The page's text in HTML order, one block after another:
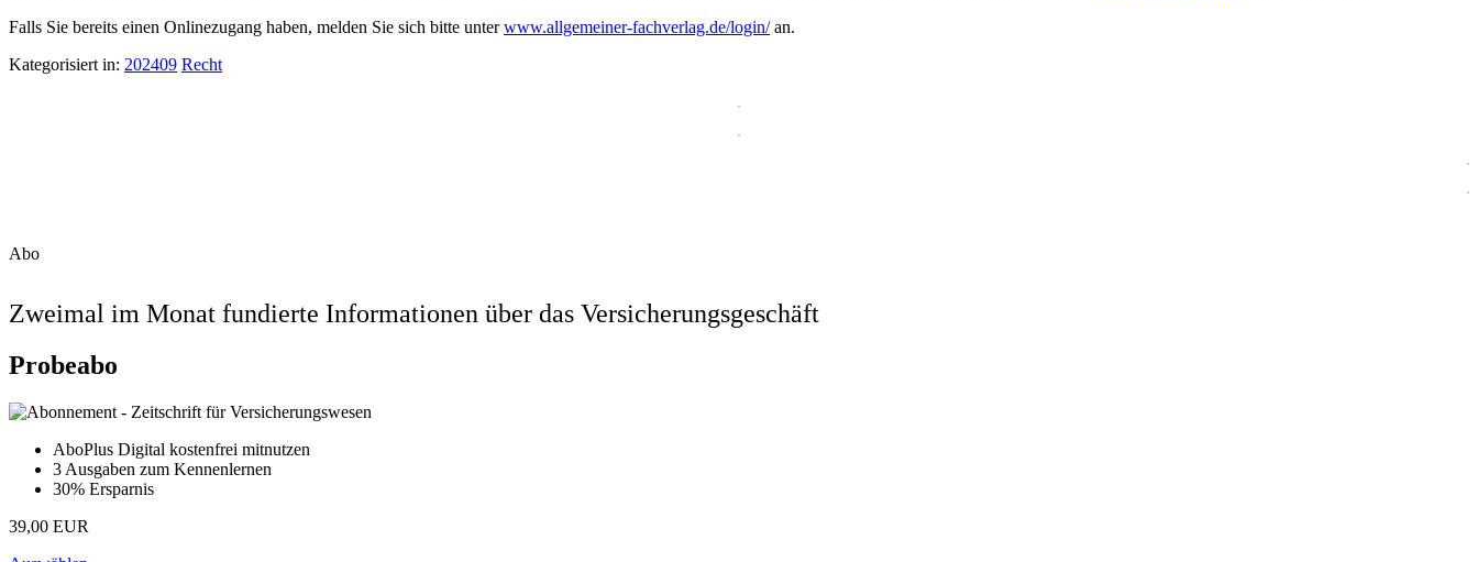
Falls Sie bereits einen Onlinezugang haben, melden Sie sich bitte unterwww.allgemeiner-fachverlag.de/login/an.
Kategorisiert in: 202409 Recht
Abo
Zweimal im Monat fundierte Informationen über das Versicherungsgeschäft
Probeabo
AboPlus Digital kostenfrei mitnutzen
3 Ausgaben zum Kennenlernen
30% Ersparnis
39,00 EUR